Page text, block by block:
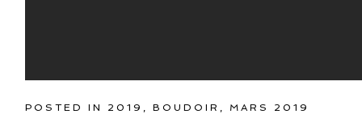
POSTED IN 2019 ,BOUDOIR , MARS 2019